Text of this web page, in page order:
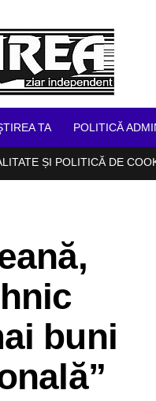
TA POLITICĂ
ȘI POLITICĂ DE
buni